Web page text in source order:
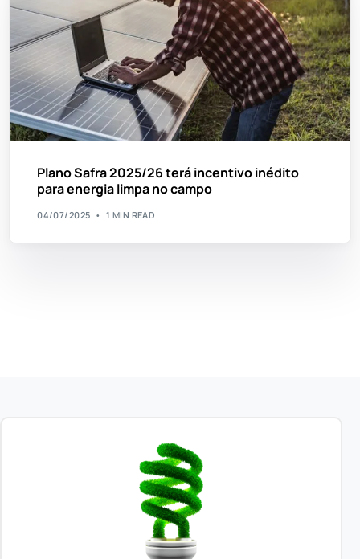
Plano Safra 2025/26 terá incentivo inédito
para energia limpa no campo
04/07/2025 1 MIN READ